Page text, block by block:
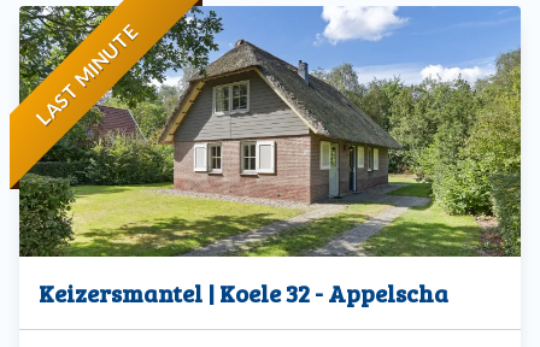
LAST MINUTE
Keizersmantel | Koele 32 - Appelscha